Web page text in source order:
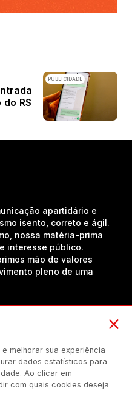
PUBLICIDADE
RS
apartidário e
isento, correto e ágil.
nossa matéria-prima
interesse público.
mão de valores
pleno de uma
melhorar sua experiência
dados estatísticos para
Ao clicar em
com quais cookies deseja